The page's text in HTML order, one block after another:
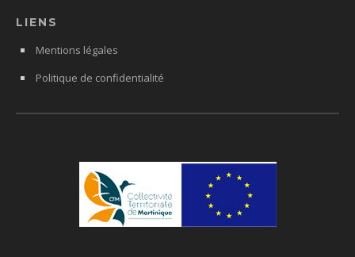
LIENS
Mentions légales
Politique de confidentialité